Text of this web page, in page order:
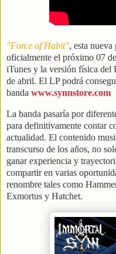
"Force of Habit", esta nueva
oficialmente el próximo 07
iTunes y la versión física del
de abril. El LP podrá
banda www.synnstore.com
La banda pasaría por
para definitivamente contar
actualidad. El contenido
transcurso de los años, no
ganar experiencia y
compartir en varias
renombre tales como
Exmortus y Hatchet.